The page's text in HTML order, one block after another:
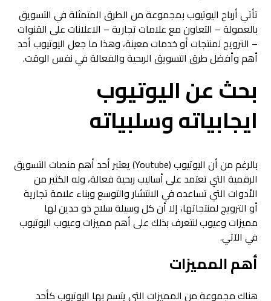
تأتي أرباح اليوتيوب بمجموعة من الطرق المتمثلة في التسويق
بالعمولة – التعاون مع علامات تجارية – الاعلانات على القنوات
– الترويج لمنتجات أو خدمات معينة، وهذا ما جعل اليوتيوب أحد
أهم وأفضل طرق التسويق الربحية والفعالة في نفس الوقت.
بحث عن اليوتيوب
ايجابياته وسلبياته
بالرغم من أن اليوتيوب (Youtube) يعتبر أحد أهم منصات التسويق
الرقمية التي تعتمد على أساليب ربحية فعالة، وله الكثير من
الأدوات التي تساعده في الانتشار والتوسع وبناء علامة تجارية
أو الترويج لمنتجاتها، إلا أن كل وسيلة سلاح ذو حدين لها
مميزات وعيوب لنتعرف بذلك على أهم مميزات وعيوب اليوتيوب
في الآتي.
أهم المميزات
هناك مجموعة من المميزات التي يتسم بها اليوتيوب كأحد